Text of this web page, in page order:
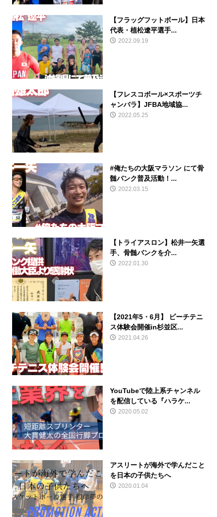
【フラッグフットボール】日本
代表・植松遼平選手...
2022.09.19
【フレスコボール×スポーツチ
ャンバラ】JFBA地域協...
2022.05.25
#俺たちの大阪マラソン にて骨
髄バンク普及活動！...
2022.03.15
【トライアスロン】松井一矢選
手、骨髄バンクを介...
2022.01.30
【2021年5・6月】 ビーチテニ
ス体験会開催in杉並区...
2021.04.26
YouTubeで陸上系チャンネル
を配信している『ハラケ...
2020.05.02
アスリートが海外で学んだこと
を日本の子供たちへ
2020.01.04